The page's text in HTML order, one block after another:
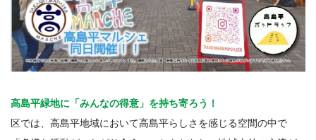
高島平緑地に「みんなの得意」を持ち寄ろう！
区では、高島平地域において高島平らしさを感じる空間の中で